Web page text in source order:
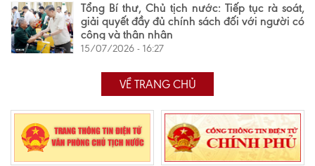
Tổng Bí thư, Chủ tịch nước: Tiếp tục rà soát,
giải quyết đầy đủ chính sách đối với người có
công và thân nhân
15/07/2026 - 16:27
VỀ TRANG CHỦ